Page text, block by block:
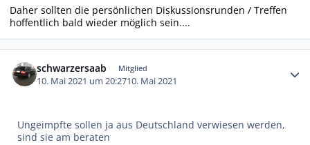
Daher sollten die persönlichen Diskussionsrunden / Treffen
hoffentlich bald wieder möglich sein....
schwarzersaab Mitglied
10. Mai 2021 um 20:2710. Mai 2021
Ungeimpfte sollen ja aus Deutschland verwiesen werden,
sind sie am beraten